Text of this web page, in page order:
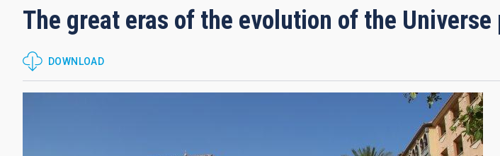
The great eras of the evolution of the
DOWNLOAD